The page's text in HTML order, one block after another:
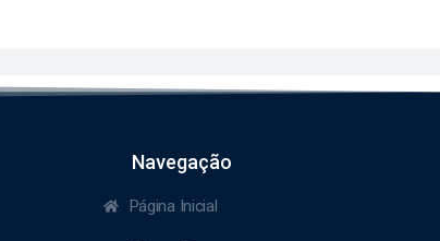
Navegação
Página Inicial